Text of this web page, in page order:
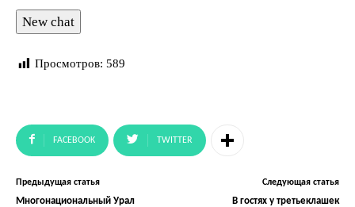
New chat
Просмотров: 589
FACEBOOK TWITTER
Предыдущая статья
Многонациональный Урал
Следующая статья
В гостях у третьеклашек